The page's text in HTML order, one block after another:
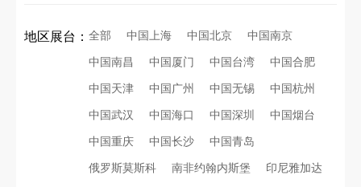
地区展台： 全部 中国上海 中国北京 中国南京
中国南昌 中国厦门 中国台湾 中国合肥
中国天津 中国广州 中国无锡 中国杭州
中国武汉 中国海口 中国深圳 中国烟台
中国重庆 中国长沙 中国青岛
俄罗斯莫斯科 南非约翰内斯堡 印尼雅加达